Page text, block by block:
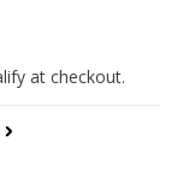
at checkout.